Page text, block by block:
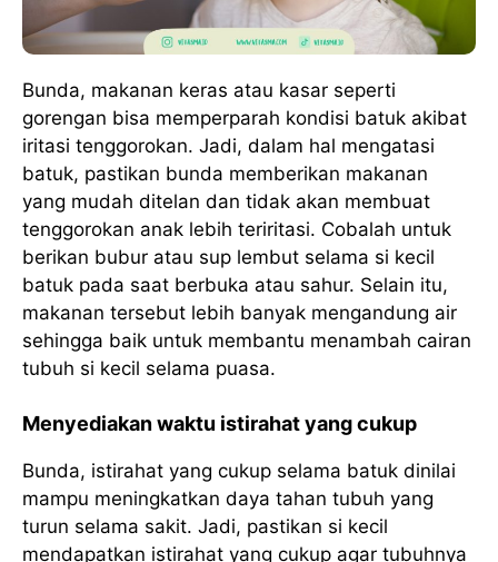
Bunda, makanan keras atau kasar seperti
gorengan bisa memperparah kondisi batuk akibat
iritasi tenggorokan. Jadi, dalam hal mengatasi
batuk, pastikan bunda memberikan makanan
yang mudah ditelan dan tidak akan membuat
tenggorokan anak lebih teriritasi. Cobalah untuk
berikan bubur atau sup lembut selama si kecil
batuk pada saat berbuka atau sahur. Selain itu,
makanan tersebut lebih banyak mengandung air
sehingga baik untuk membantu menambah cairan
tubuh si kecil selama puasa.
Menyediakan waktu istirahat yang cukup
Bunda, istirahat yang cukup selama batuk dinilai
mampu meningkatkan daya tahan tubuh yang
turun selama sakit. Jadi, pastikan si kecil
mendapatkan istirahat yang cukup agar tubuhnya